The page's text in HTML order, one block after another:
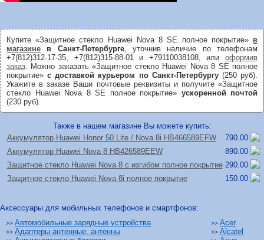
Купите «Защитное стекло Huawei Nova 8 SE полное покрытие» в
магазине в Санкт-Петербурге, уточнив наличие по телефонам
+7(812)312-17-35, +7(812)315-88-01 и +79110038108, или оформив
заказ . Можно заказать «Защитное стекло Huawei Nova 8 SE полное
покрытие»с доставкой курьером по Санкт-Петербургу(250 руб).
Укажите в заказе Ваши почтовые реквизиты и получите «Защитное
стекло Huawei Nova 8 SE полное покрытие» ускоренной почтой
(230 руб).
Также в нашем магазине Вы можете купить:
Аккумулятор Huawei Honor 50 Lite /Nova 8i HB466589EFW
790.00
Аккумулятор Huawei Nova 8 HB426589EEW
890.00
Защитное стекло Huawei Nova 8 с изгибом полное покрытие 290.00
Защитное стекло Huawei Nova 8i полное покрытие
150.00
Аксессуары для мобильных телефонов и смартфонов:
>> Автомобильные зарядные устройства
>> Адаптеры антенные, антенны
>> Acer
>> Alcatel